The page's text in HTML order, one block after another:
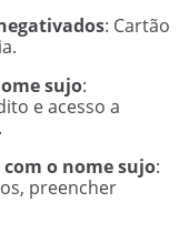
: Cartão
sujo:
e acesso a
o nome sujo:
preencher